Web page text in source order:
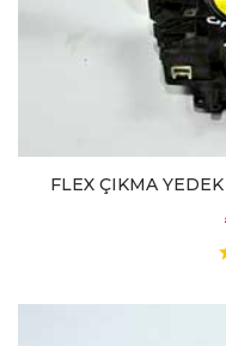
FLEX ÇIKMA